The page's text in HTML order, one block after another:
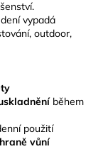
vypadá
outdoor,
během
použití
vůní